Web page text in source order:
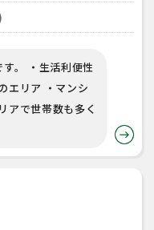
。 ・生活利便性
エリア ・マンシ
アで世帯数も多く